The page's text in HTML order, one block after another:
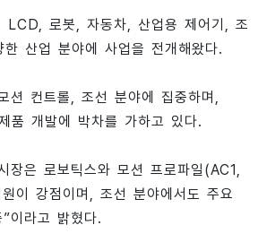
LCD, 로봇, 자동차, 산업용 제어기, 조
산업 분야에 사업을 전개해왔다.
션 컨트롤, 조선 분야에 집중하며,
품 개발에 박차를 가하고 있다.
장은 로보틱스와 모션 프로파일(AC1,
이 강점이며, 조선 분야에서도 주요
이라고 밝혔다.